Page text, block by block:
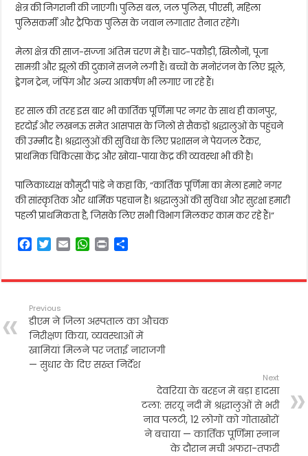
क्षेत्र की निगरानी की जाएगी। पुलिस बल, जल पुलिस, पीएसी, महिला
पुलिसकर्मी और ट्रैफिक पुलिस के जवान लगातार तैनात रहेंगे।
मेला क्षेत्र की साज-सज्जा अंतिम चरण में है। चाट-पकौड़ी, खिलौनों, पूजा
सामग्री और झूलों की दुकानें सजने लगी हैं। बच्चों के मनोरंजन के लिए झूले,
ड्रेगन ट्रेन, जंपिंग और अन्य आकर्षण भी लगाए जा रहे हैं।
हर साल की तरह इस बार भी कार्तिक पूर्णिमा पर नगर के साथ ही कानपुर,
हरदोई और लखनऊ समेत आसपास के जिलों से सैकड़ों श्रद्धालुओं के पहुंचने
की उम्मीद है। श्रद्धालुओं की सुविधा के लिए प्रशासन ने पेयजल टैंकर,
प्राथमिक चिकित्सा केंद्र और खोया-पाया केंद्र की व्यवस्था भी की है।
पालिकाध्यक्ष कौमुदी पांडे ने कहा कि, “कार्तिक पूर्णिमा का मेला हमारे नगर
की सांस्कृतिक और धार्मिक पहचान है। श्रद्धालुओं की सुविधा और सुरक्षा हमारी
पहली प्राथमिकता है, जिसके लिए सभी विभाग मिलकर काम कर रहे हैं।”
F
e
o
o
k
T
t
e
r
E
i
W
t
p
p
P
n
r
Previous
डीएम ने जिला अस्पताल का औचक
निरीक्षण किया, व्यवस्थाओं में
खामियां मिलने पर जताई नाराजगी
— सुधार के दिए सख्त निर्देश
Next
देवरिया के बरहज में बड़ा हादसा
टला: सरयू नदी में श्रद्धालुओं से भरी
नाव पलटी, 12 लोगों को गोताखोरों
ने बचाया — कार्तिक पूर्णिमा स्नान
के दौरान मची अफरा-तफरी